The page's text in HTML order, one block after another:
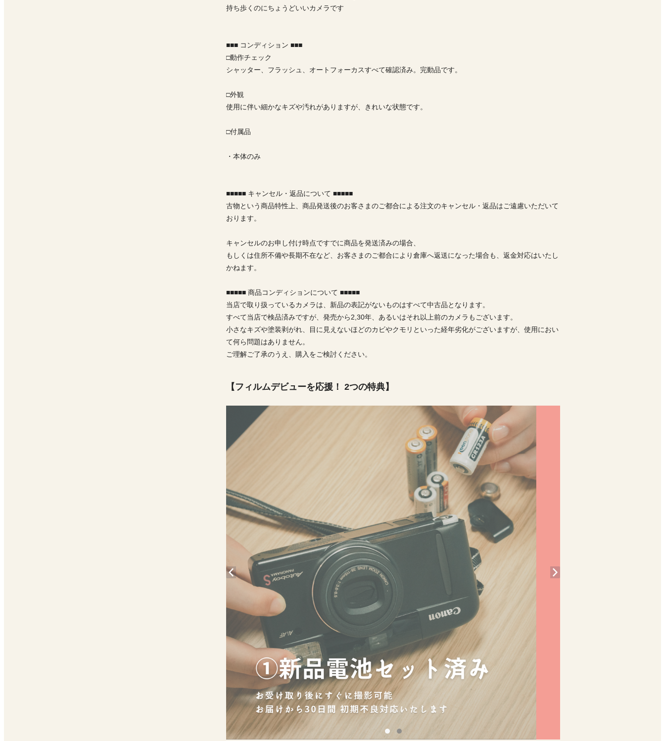
持ち歩くのにちょうどいいカメラです
■■■ コンディション ■■■
□動作チェック
シャッター、フラッシュ、オートフォーカスすべて確認済み。完動品です。
□外観
使用に伴い細かなキズや汚れがありますが、きれいな状態です。
□付属品
・本体のみ
■■■■■ キャンセル・返品について ■■■■■
古物という商品特性上、商品発送後のお客さまのご都合による注文のキャンセル・返品はご遠慮いただいて
おります。
キャンセルのお申し付け時点ですでに商品を発送済みの場合、
もしくは住所不備や長期不在など、お客さまのご都合により倉庫へ返送になった場合も、返金対応はいたし
かねます。
■■■■■ 商品コンディションについて ■■■■■
当店で取り扱っているカメラは、新品の表記がないものはすべて中古品となります。
すべて当店で検品済みですが、発売から2,30年、あるいはそれ以上前のカメラもございます。
小さなキズや塗装剥がれ、目に見えないほどのカビやクモリといった経年劣化がございますが、使用におい
て何ら問題はありません。
ご理解ご了承のうえ、購入をご検討ください。
【フィルムデビューを応援！ 2つの特典】